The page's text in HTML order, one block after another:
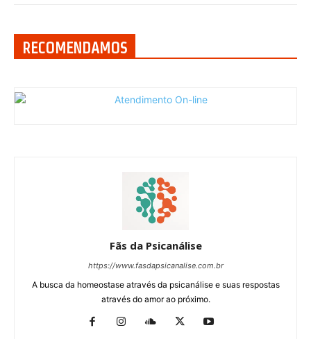
RECOMENDAMOS
Fãs da Psicanálise
https://www.fasdapsicanalise.com.br
A busca da homeostase através da psicanálise e suas respostas
através do amor ao próximo.